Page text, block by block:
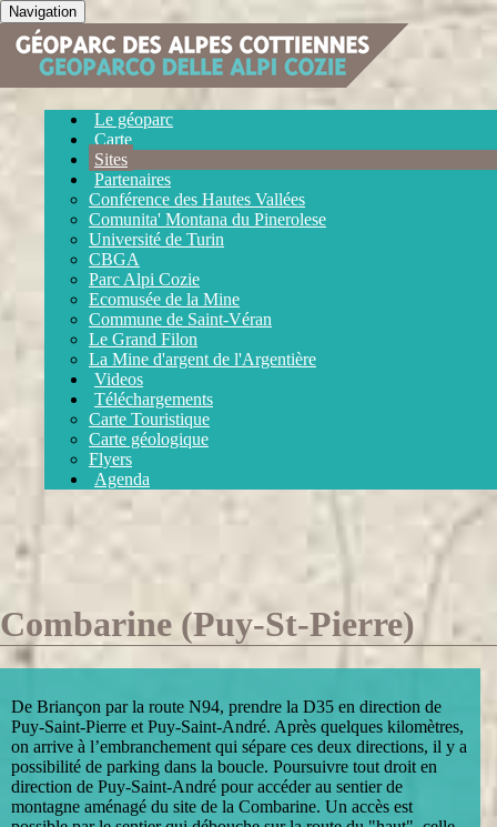
Navigation
Le géoparc
Carte
Sites
Partenaires
Conférence des Hautes Vallées
Comunita' Montana du Pinerolese
Université de Turin
CBGA
Parc Alpi Cozie
Ecomusée de la Mine
Commune de Saint-Véran
Le Grand Filon
La Mine d'argent de l'Argentière
Videos
Téléchargements
Carte Touristique
Carte géologique
Flyers
Agenda
Combarine (Puy-St-Pierre)
De Briançon par la route N94, prendre la D35 en direction de
Puy-Saint-Pierre et Puy-Saint-André. Après quelques kilomètres,
on arrive à l’embranchement qui sépare ces deux directions, il y a
possibilité de parking dans la boucle. Poursuivre tout droit en
direction de Puy-Saint-André pour accéder au sentier de
montagne aménagé du site de la Combarine. Un accès est